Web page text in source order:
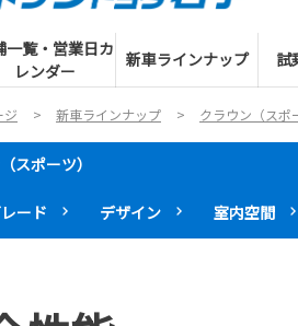
一覧・営業日カ
レンダー
新車ラインナップ 試
ジ 新車ラインナップ クラウン（スポ
スポーツ）
ード デザイン 室内空間